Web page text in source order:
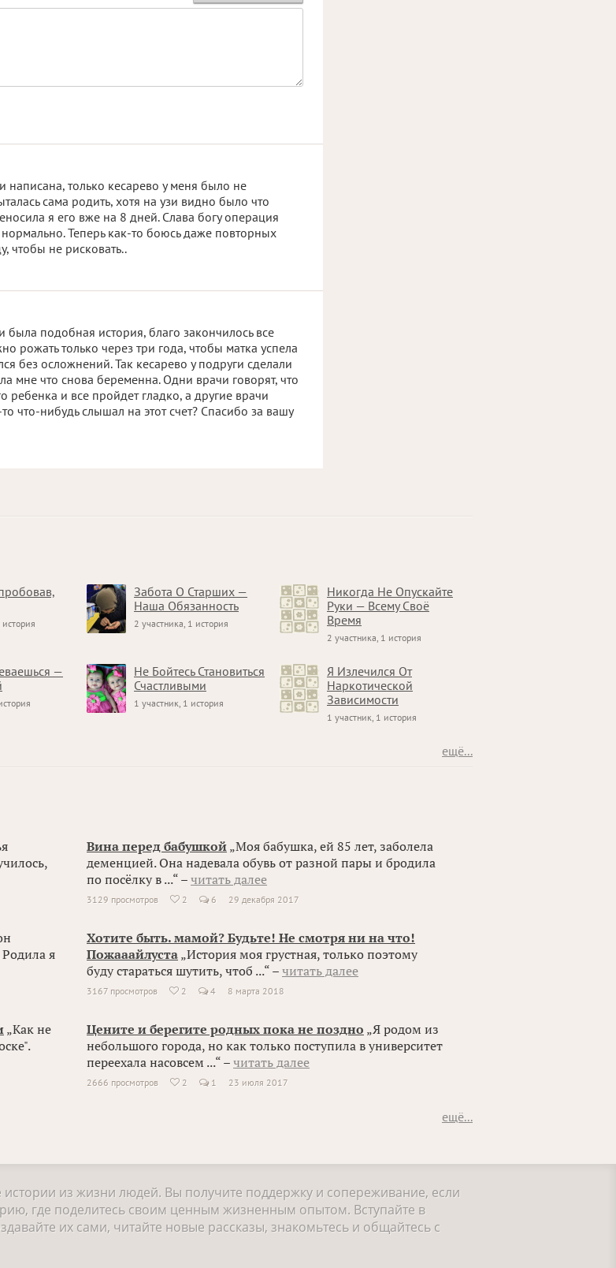
написана, только кесарево у меня было не
сама родить, хотя на узи видно было что
я его вже на 8 дней. Слава богу операция
Теперь как-то боюсь даже повторных
чтобы не рисковать..
подобная история, благо закончилось все
рожать только через три года, чтобы матка успела
без осложнений. Так кесарево у подруги сделали
мне что снова беременна. Одни врачи говорят, что
ребенка и все пройдет гладко, а другие врачи
что-нибудь слышал на этот счет? Спасибо за вашу
Забота О Старших —
Наша Обязанность
2 участника, 1 история
Никогда Не Опускайте
Руки — Всему Своё
Время
2 участника, 1 история
—
Не Бойтесь Становиться
Счастливыми
1 участник, 1 история
Я Излечился От
Наркотической
Зависимости
1 участник, 1 история
ещё...
Вина перед бабушкой „Моя бабушка, ей 85 лет, заболела
деменцией. Она надевала обувь от разной пары и бродила
по посёлку в ...“ – читать далее
3129 просмотров  2 6 29 декабря 2017
я
Хотите быть. мамой? Будьте! Не смотря ни на что!
Пожааайлуста „История моя грустная, только поэтому
буду стараться шутить, чтоб ...“ – читать далее
3167 просмотров  2 4 8 марта 2018
„Как не
Цените и берегите родных пока не поздно „Я родом из
небольшого города, но как только поступила в университет
переехала насовсем ...“ – читать далее
2666 просмотров  2 1 23 июля 2017
ещё...
из жизни людей. Вы получите поддержку и сопереживание, если
где поделитесь своим ценным жизненным опытом. Вступайте в
их сами, читайте новые рассказы, знакомьтесь и общайтесь с